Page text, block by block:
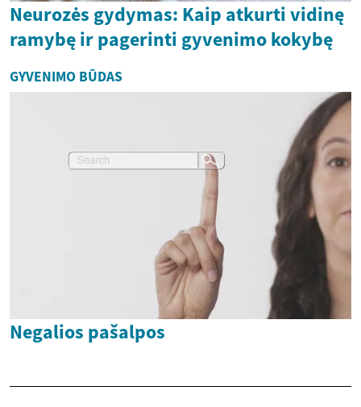
Neurozės gydymas: Kaip atkurti vidinę
ramybę ir pagerinti gyvenimo kokybę
GYVENIMO BŪDAS
Negalios pašalpos